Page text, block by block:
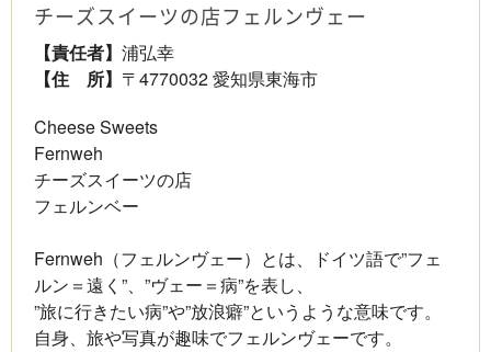
チーズスイーツの店フェルンヴェー
【責任者】 浦弘幸
【住 所】 〒4770032 愛知県東海市
Cheese Sweets
Fernweh
チーズスイーツの店
フェルンベー
Fernweh（フェルンヴェー）とは、ドイツ語で”フェ
ルン＝遠く”、”ヴェー＝病”を表し、
”旅に行きたい病”や”放浪癖”というような意味です。
自身、旅や写真が趣味でフェルンヴェーです。